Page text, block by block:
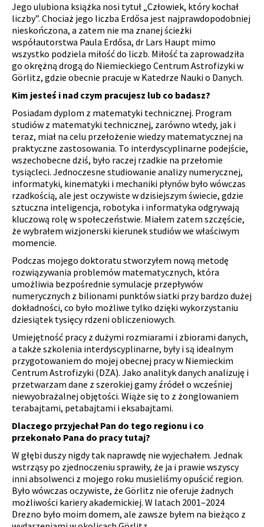
Jego ulubiona książka nosi tytuł „Człowiek, który kochał
liczby”. Chociaż jego liczba Erdősa jest najprawdopodobniej
nieskończona, a zatem nie ma znanej ścieżki
współautorstwa Paula Erdősa, dr Lars Haupt mimo
wszystko podziela miłość do liczb. Miłość ta zaprowadziła
go okrężną drogą do Niemieckiego Centrum Astrofizyki w
Görlitz, gdzie obecnie pracuje w Katedrze Nauki o Danych.
Kim jesteś i nad czym pracujesz lub co badasz?
Posiadam dyplom z matematyki technicznej. Program
studiów z matematyki technicznej, zarówno wtedy, jak i
teraz, miał na celu przełożenie wiedzy matematycznej na
praktyczne zastosowania. To interdyscyplinarne podejście,
wszechobecne dziś, było raczej rzadkie na przełomie
tysiącleci. Jednoczesne studiowanie analizy numerycznej,
informatyki, kinematyki i mechaniki płynów było wówczas
rzadkością, ale jest oczywiste w dzisiejszym świecie, gdzie
sztuczna inteligencja, robotyka i informatyka odgrywają
kluczową rolę w społeczeństwie. Miałem zatem szczęście,
że wybrałem wizjonerski kierunek studiów we właściwym
momencie.
Podczas mojego doktoratu stworzyłem nową metodę
rozwiązywania problemów matematycznych, która
umożliwia bezpośrednie symulacje przepływów
numerycznych z bilionami punktów siatki przy bardzo dużej
dokładności, co było możliwe tylko dzięki wykorzystaniu
dziesiątek tysięcy rdzeni obliczeniowych.
Umiejętność pracy z dużymi rozmiarami i zbiorami danych,
a także szkolenia interdyscyplinarne, były i są idealnym
przygotowaniem do mojej obecnej pracy w Niemieckim
Centrum Astrofizyki (DZA). Jako analityk danych analizuję i
przetwarzam dane z szerokiej gamy źródeł o wcześniej
niewyobrażalnej objętości. Wiąże się to z żonglowaniem
terabajtami, petabajtami i eksabajtami.
Dlaczego przyjechał Pan do tego regionu i co
przekonało Pana do pracy tutaj?
W głębi duszy nigdy tak naprawdę nie wyjechałem. Jednak
wstrząsy po zjednoczeniu sprawiły, że ja i prawie wszyscy
inni absolwenci z mojego roku musieliśmy opuścić region.
Było wówczas oczywiste, że Görlitz nie oferuje żadnych
możliwości kariery akademickiej. W latach 2001–2024
Drezno było moim domem, ale zawsze byłem na bieżąco z